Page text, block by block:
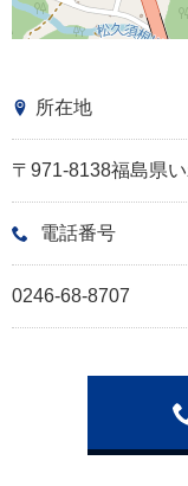
所在地
〒971-8138福島県
電話番号
0246-68-8707